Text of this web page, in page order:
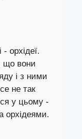
- орхідеї.
що вони
і з ними
не так
у цьому -
орхідеями.